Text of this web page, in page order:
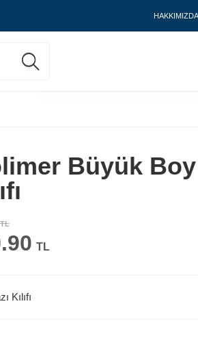
HAKKIMIZDA
Büyük
TL
TL
Kılıfı